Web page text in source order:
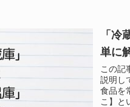
「
単に
この記
説明し
食品を
こ】と